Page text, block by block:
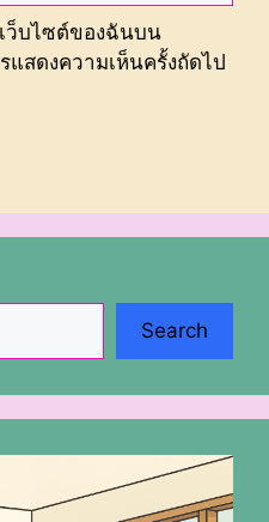
ว็บไซต์ของฉันบน
แสดงความเห็นครั้งถัดไป
Search